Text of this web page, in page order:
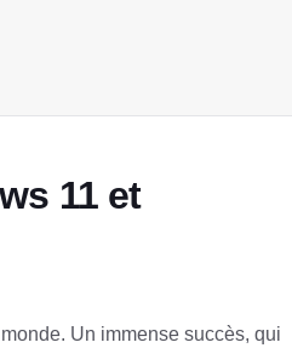
11 et
Un immense succès, qui